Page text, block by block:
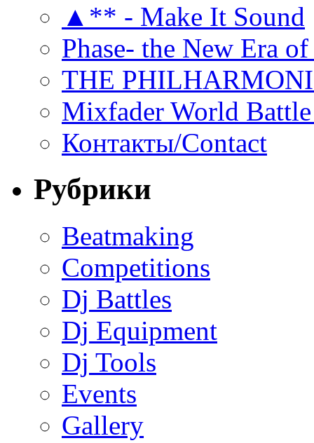
▲** - Make It Sound
Phase- the New Era
THE
Mixfader World
Контакты/Contact
Рубрики
Beatmaking
Competitions
Dj Battles
Dj Equipment
Dj Tools
Events
Gallery